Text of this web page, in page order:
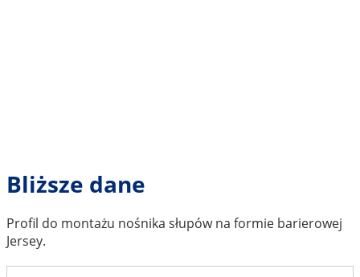
Bliższe dane
Profil do montażu nośnika słupów na formie barierowej
Jersey.